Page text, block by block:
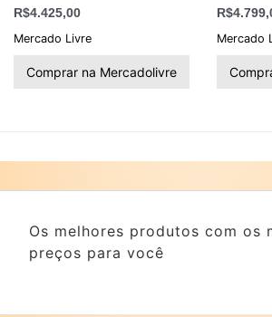
R$4.425,00
Mercado Livre
Comprar na Mercadolivre
R$
Mercado
Os melhores produtos com os
preços para você